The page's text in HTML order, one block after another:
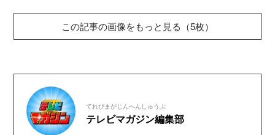
この記事の画像をもっと見る（5枚）
てれびまがじんへんしゅうぶ
テレビマガジン編集部